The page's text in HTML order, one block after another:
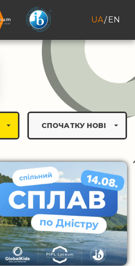
UA EN
СПОЧАТКУ НОВІ